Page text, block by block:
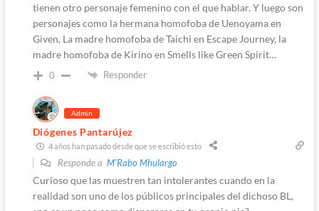
tienen otro personaje femenino con el que hablar. Y luego son
personajes como la hermana homofoba de Uenoyama en
Given, La madre homofoba de Taichi en Escape Journey, la
madre homofoba de Kirino en Smells like Green Spirit…
0 Responder
Admin
Diógenes Pantarújez
4 años han pasado desde que se escribió esto
Responde a M'Rabo Mhulargo
Curioso que las muestren tan intolerantes cuando en la
realidad son uno de los públicos principales del dichoso BL,